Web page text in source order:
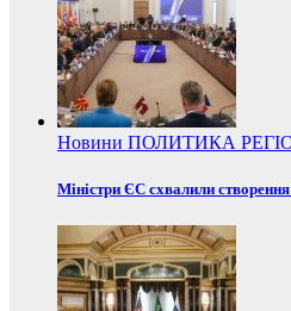
Новини ПОЛИТИКА
Міністри ЄС схвалили